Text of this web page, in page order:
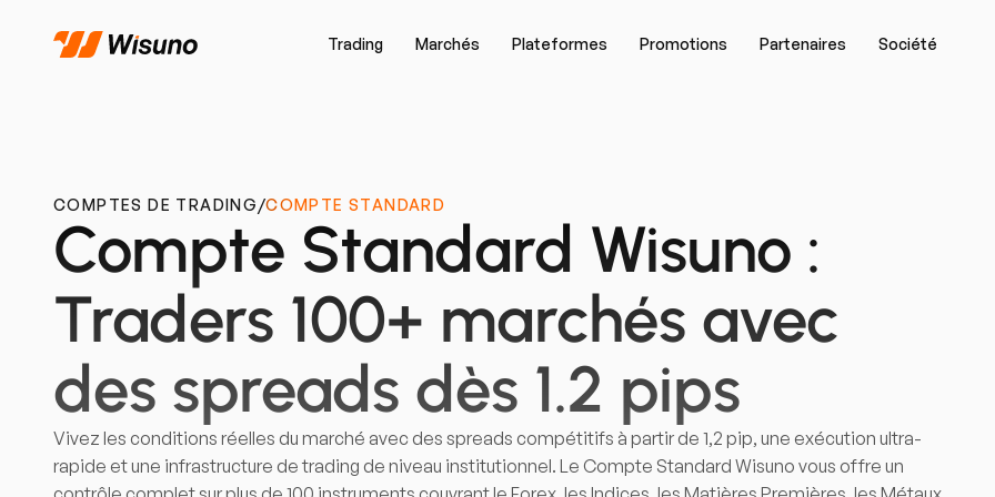
Trading Marchés Plateformes Promotions Partenaires Société
COMPTES DE TRADING/COMPTE STANDARD
Compte Standard Wisuno :
Traders 100+ marchés avec
des spreads dès 1.2 pips
Vivez les conditions réelles du marché avec des spreads compétitifs à partir de 1,2 pip, une exécution ultra-
rapide et une infrastructure de trading de niveau institutionnel. Le Compte Standard Wisuno vous offre un